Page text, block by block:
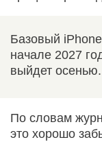
Базовый
начале 2027
выйдет осенью.
По словам
это хорошо